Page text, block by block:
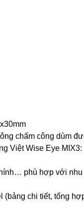
chấm công dùm
Việt Wise Eye MIX3:
phù hợp với nhu
chi tiết, tổng